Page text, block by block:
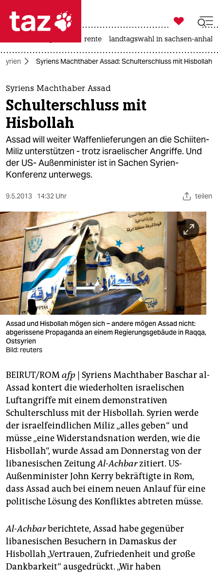
 taz zahl ich
taz zahl ich
themen
politik
öko
gesellschaft
kultur
sport
berlin
nord
wahrheit
verlag
verlag
veranstaltungen
shop
unterstützen
abo
genossenschaft
epaper login

taz zahl ich
rente landtagswahl in sachsen-anhalt
Syrien Syriens Machthaber Assad: Schulterschluss mit Hisbollah
Syriens Machthaber Assad
Schulterschluss mit
Hisbollah
Assad will weiter Waffenlieferungen an die Schiiten-
Miliz unterstützen - trotz israelischer Angriffe. Und
der US- Außenminister ist in Sachen Syrien-
Konferenz unterwegs.
9.5.2013 14:32 Uhr teilen
Assad und Hisbollah mögen sich – andere mögen Assad nicht:
abgerissene Propaganda an einem Regierungsgebäude in Raqqa,
Ostsyrien
Bild: reuters
BEIRUT/ROMafp | Syriens Machthaber Baschar al-
Assad kontert die wiederholten israelischen
Luftangriffe mit einem demonstrativen
Schulterschluss mit der Hisbollah. Syrien werde
der israelfeindlichen Miliz „alles geben“ und
müsse „eine Widerstandsnation werden, wie die
Hisbollah“, wurde Assad am Donnerstag von der
libanesischen ZeitungAl-Achbarzitiert. US-
Außenminister John Kerry bekräftigte in Rom,
dass Assad auch bei einem neuen Anlauf für eine
politische Lösung des Konfliktes abtreten müsse.
Al-Achbarberichtete, Assad habe gegenüber
libanesischen Besuchern in Damaskus der
Hisbollah „Vertrauen, Zufriedenheit und große
Dankbarkeit“ ausgedrückt. „Wir haben